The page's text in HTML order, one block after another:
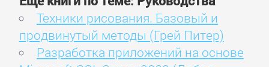
Техники рисования. Базовый и
продвинутый методы (Грей Питер)
Разработка приложений на основе